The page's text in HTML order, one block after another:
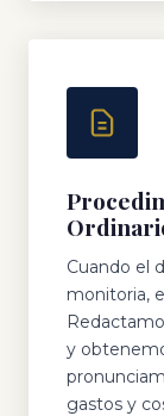
Cuando el
monitoria,
y
gastos y